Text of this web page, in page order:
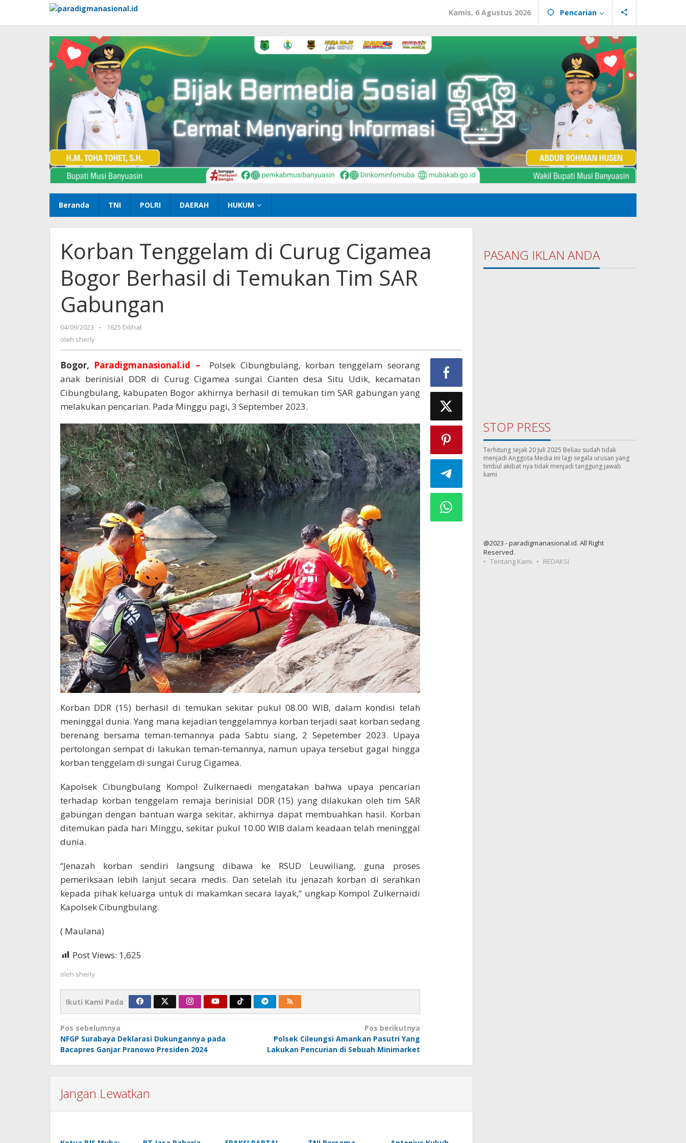
konten
Kamis, 6 Agustus 2026 Pencarian
Beranda TNI POLRI DAERAH HUKUM
Korban Tenggelam di Curug Cigamea
Bogor Berhasil di Temukan Tim SAR
Gabungan
04/09/2023
oleh
-
1625 Dilihat
oleh sherly
Bogor, Paradigmanasional.id – Polsek Cibungbulang, korban tenggelam seorang
anak berinisial DDR di Curug Cigamea sungai Cianten desa Situ Udik, kecamatan
Cibungbulang, kabupaten Bogor akhirnya berhasil di temukan tim SAR gabungan yang
melakukan pencarian. Pada Minggu pagi, 3 September 2023.
Korban DDR (15) berhasil di temukan sekitar pukul 08.00 WIB, dalam kondisi telah
meninggal dunia. Yang mana kejadian tenggelamnya korban terjadi saat korban sedang
berenang bersama teman-temannya pada Sabtu siang, 2 Sepetember 2023. Upaya
pertolongan sempat di lakukan teman-temannya, namun upaya tersebut gagal hingga
korban tenggelam di sungai Curug Cigamea.
Kapolsek Cibungbulang Kompol Zulkernaedi mengatakan bahwa upaya pencarian
terhadap korban tenggelam remaja berinisial DDR (15) yang dilakukan oleh tim SAR
gabungan dengan bantuan warga sekitar, akhirnya dapat membuahkan hasil. Korban
ditemukan pada hari Minggu, sekitar pukul 10.00 WIB dalam keadaan telah meninggal
dunia.
“Jenazah korban sendiri langsung dibawa ke RSUD Leuwiliang, guna proses
pemeriksaan lebih lanjut secara medis. Dan setelah itu jenazah korban di serahkan
kepada pihak keluarga untuk di makamkan secara layak,” ungkap Kompol Zulkernaidi
Kapolsek Cibungbulang.
( Maulana)
Post Views: 1,625
oleh sherly
Ikuti Kami Pada
Navigasi
pos
Pos sebelumnya
NFGP Surabaya Deklarasi Dukungannya pada
Bacapres Ganjar Pranowo Presiden 2024
Pos berikutnya
Polsek Cileungsi Amankan Pasutri Yang
Lakukan Pencurian di Sebuah Minimarket
Jangan Lewatkan
PASANG IKLAN ANDA
STOP PRESS
Terhitung sejak 20 Juli 2025 Beliau sudah tidak
menjadi Anggota Media ini lagi segala urusan yang
timbul akibat nya tidak menjadi tanggung jawab
kami
@2023 - paradigmanasional.id. All Right
Reserved.
Tentang Kami
REDAKSI